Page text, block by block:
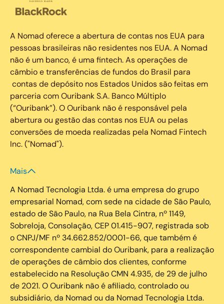
A Nomad oferece a abertura de contas nos EUA para
pessoas brasileiras não residentes nos EUA. A Nomad
não é um banco, é uma fintech. As operações de
câmbio e transferências de fundos do Brasil para
contas de depósito nos Estados Unidos são feitas em
parceria com Ouribank S.A. Banco Múltiplo
(“Ouribank”). O Ouribank não é responsável pela
abertura ou gestão das contas nos EUA ou pelas
conversões de moeda realizadas pela Nomad Fintech
Inc. ("Nomad").
Mais
A Nomad Tecnologia Ltda. é uma empresa do grupo
empresarial Nomad, com sede na cidade de São Paulo,
estado de São Paulo, na Rua Bela Cintra, nº 1149,
Sobreloja, Consolação, CEP 01.415-907, registrada sob
o CNPJ/MF nº 34.662.852/0001-66, que também é
correspondente cambial do Ouribank, para a realização
de operações de câmbio dos clientes, conforme
estabelecido na Resolução CMN 4.935, de 29 de julho
de 2021. O Ouribank não é afiliado, controlado ou
subsidiário, da Nomad ou da Nomad Tecnologia Ltda.